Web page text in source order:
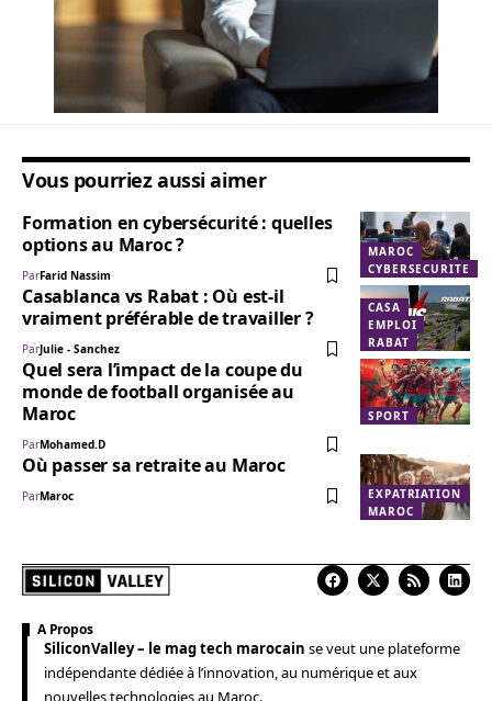
Vous pourriez aussi aimer
MAROC
CYBERSECURITE
Formation en cybersécurité : quelles
options au Maroc ?
ParFarid Nassim
CASA
EMPLOI
RABAT
Casablanca vs Rabat : Où est-il
vraiment préférable de travailler ?
ParJulie - Sanchez
SPORT
Quel sera l’impact de la coupe du
monde de football organisée au
Maroc
ParMohamed.D
EXPATRIATION
MAROC
Où passer sa retraite au Maroc
ParMaroc
A Propos
SiliconValley – le mag tech marocain se veut une plateforme
indépendante dédiée à l’innovation, au numérique et aux
nouvelles technologies au Maroc.